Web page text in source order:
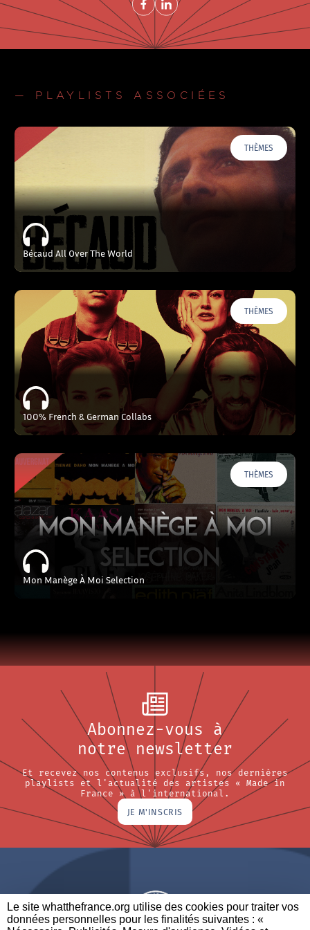
Le site whatthefrance.org utilise des cookies pour traiter vos
données personnelles pour les finalités suivantes : «
— PLAYLISTS ASSOCIÉES
THÈMES
Bécaud All Over The World
THÈMES
100% French & German Collabs
THÈMES
Mon Manège À Moi Selection
Abonnez-vous à
notre newsletter
Et recevez nos contenus exclusifs, nos dernières
playlists et l'actualité des artistes « Made in
France » à l'international.
JE M'INSCRIS